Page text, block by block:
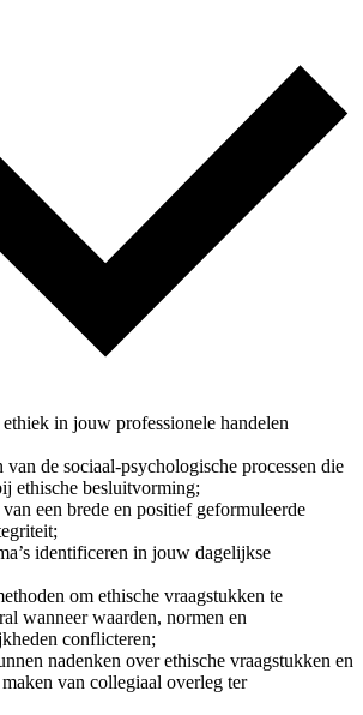
in jouw professionele handelen
de sociaal-psychologische processen die
ethische besluitvorming;
een brede en positief geformuleerde
identificeren in jouw dagelijkse
om ethische vraagstukken te
wanneer waarden, normen en
conflicteren;
nadenken over ethische vraagstukken en
van collegiaal overleg ter